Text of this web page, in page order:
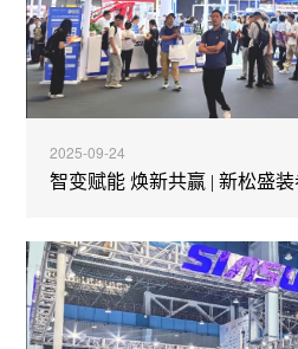
2025-09-24
智变赋能 焕新共赢 | 新松盛